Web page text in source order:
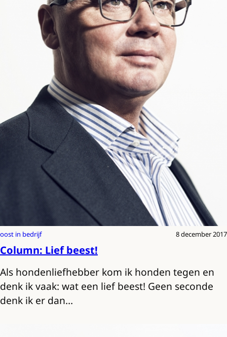
oost in bedrijf 8 december 2017
Column: Lief beest!
Als hondenliefhebber kom ik honden tegen en
denk ik vaak: wat een lief beest! Geen seconde
denk ik er dan…